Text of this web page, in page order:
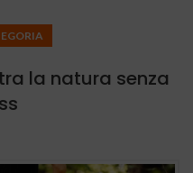
la natura senza